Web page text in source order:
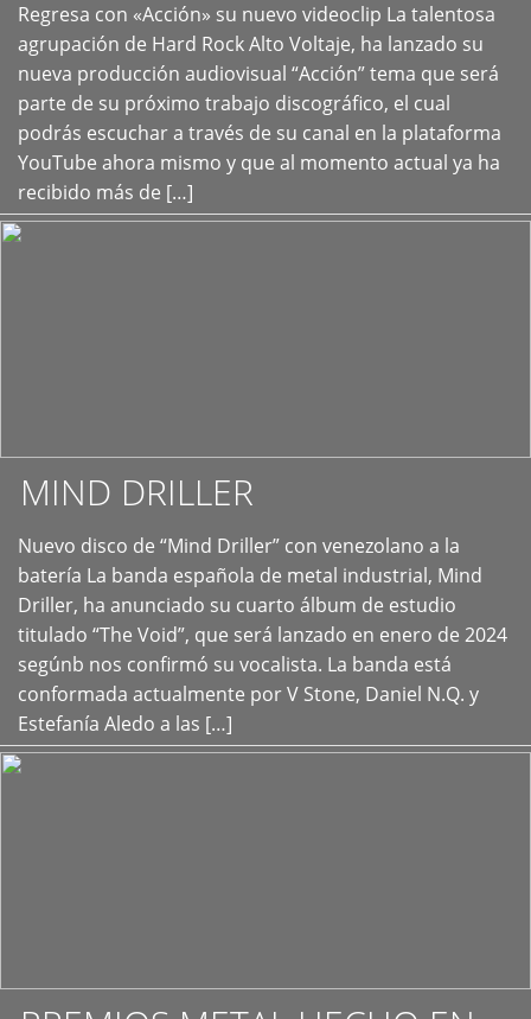
Regresa con «Acción» su nuevo videoclip La talentosa
agrupación de Hard Rock Alto Voltaje, ha lanzado su
nueva producción audiovisual “Acción” tema que será
parte de su próximo trabajo discográfico, el cual
podrás escuchar a través de su canal en la plataforma
YouTube ahora mismo y que al momento actual ya ha
recibido más de […]
+
MIND DRILLER
Nuevo disco de “Mind Driller” con venezolano a la
batería La banda española de metal industrial, Mind
Driller, ha anunciado su cuarto álbum de estudio
titulado “The Void”, que será lanzado en enero de 2024
segúnb nos confirmó su vocalista. La banda está
conformada actualmente por V Stone, Daniel N.Q. y
Estefanía Aledo a las […]
+